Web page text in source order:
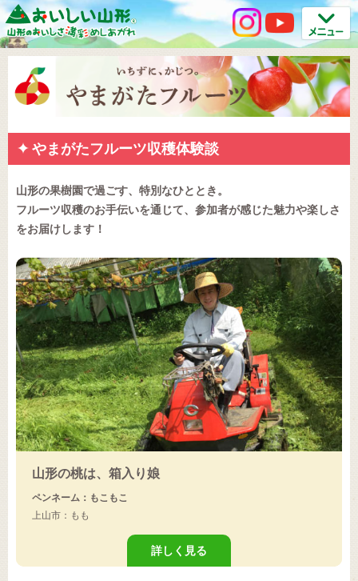
やまがたフルーツ収穫体験談
山形の果樹園で過ごす、特別なひととき。
フルーツ収穫のお手伝いを通じて、参加者が感じた魅力や楽しさ
をお届けします！
山形の桃は、箱入り娘
ペンネーム：もこもこ
上山市：もも
詳しく見る